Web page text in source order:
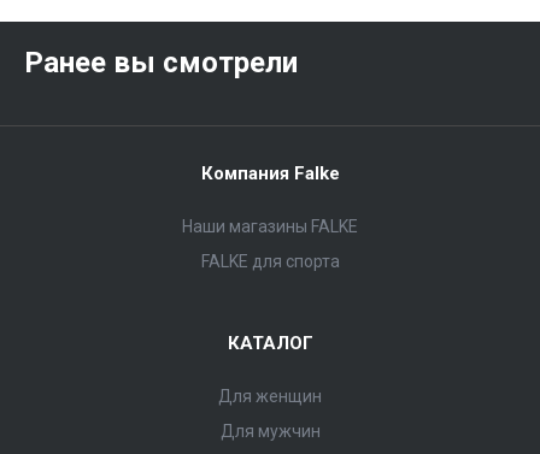
Ранее вы смотрели
Компания Falke
Наши магазины FALKE
FALKE для спорта
КАТАЛОГ
Для женщин
Для мужчин